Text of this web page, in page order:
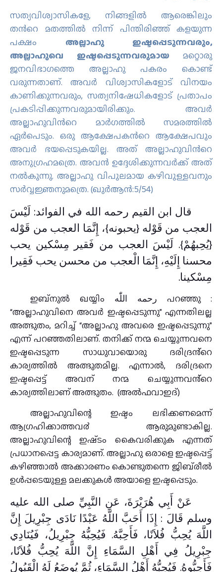
സത്യവിശ്വാസികളേ, നിങ്ങളില്‍ ആരെങ്കിലും
തന്‍റെ മതത്തില്‍ നിന്ന് പിന്തിരിഞ്ഞ് കളയുന്ന
പക്ഷം അല്ലാഹു ഇഷ്ടപ്പെടുന്നവരും,
അല്ലാഹുവെ ഇഷ്ടപ്പെടുന്നവരുമായ മറ്റൊരു
ജനവിഭാഗത്തെ അല്ലാഹു പകരം കൊണ്ട്
വരുന്നതാണ്‌. അവര്‍ വിശ്വാസികളോട് വിനയം
കാണിക്കുന്നവരും, സത്യനിഷേധികളോട് പ്രതാപം
പ്രകടിപ്പിക്കുന്നവരുമായിരിക്കും. അവര്‍
അല്ലാഹുവിന്‍റെ മാര്‍ഗത്തില്‍ സമരത്തില്‍
ഏര്‍പെടും. ഒരു ആക്ഷേപകന്‍റെ ആക്ഷേപവും
അവര്‍ ഭയപ്പെടുകയില്ല. അത് അല്ലാഹുവിന്‍റെ
അനുഗ്രഹമത്രെ. അവന്‍ ഉദ്ദേശിക്കുന്നവര്‍ക്ക് അത്
നല്‍കുന്നു. അല്ലാഹു വിപുലമായ കഴിവുള്ളവനും
സര്‍വ്വജ്ഞനുമത്രെ. (ഖുർആൻ:5/54)
قال ابن القيم رحمه الله في الفوائد: لَيْسَ
العجب من قَوْله {يحبونه}، إِنَّمَا العجب من قَوْله
{يُحِبهُمْ}. لَيْسَ العجب من فَقير مِسْكين يحب
محسنا إِلَيْهِ، إِنَّمَا الْعجب من محسن يحب فَقِيرا
مِسْكينا.
ഇബ്നുൽ ഖയ്യിം رحمه اللّٰه പറഞ്ഞു :
“അല്ലാഹുവിനെ അവർ ഇഷ്ടപ്പെടുന്നു” എന്നതിലല്ല
അത്ഭുതം, മറിച്ച് “അല്ലാഹു അവരെ ഇഷ്ടപ്പെടുന്നു”
എന്ന് പറഞ്ഞതിലാണ്. തനിക്ക് നന്മ ചെയ്യുന്നവനെ
ഇഷ്ടപ്പെടുന്ന സാധുവായൊരു ദരിദ്രൻ്റെ
കാര്യത്തിൽ അത്ഭുതമില്ല. എന്നാൽ, ദരിദ്രനെ
ഇഷ്ടപ്പെട്ട് അവന് നന്മ ചെയ്യുന്നവൻ്റെ
കാര്യത്തിലാണ് അത്ഭുതം. (അൽഫവാഇദ്)
അല്ലാഹുവിന്റെ ഇഷ്ടം ലഭിക്കണമെന്ന്
ആഗ്രഹിക്കാത്തവ൪ ആരുമുണ്ടാകില്ല.
അല്ലാഹുവിന്റെ ഇഷ്‌ടം കൈവരിക്കുക എന്നത്
പ്രധാനപ്പെട്ട കാര്യമാണ്. അല്ലാഹു ഒരാളെ ഇഷ്ടപ്പെട്ട്
കഴിഞ്ഞാല്‍ അക്കാരണം കൊണ്ടുതന്നെ ജിബ്‌രീല്‍
ഉള്‍പ്പടെയുള്ള മലക്കുകള്‍ അയാളെ ഇഷ്ടപ്പെടും.
عَنْ أَبِي هُرَيْرَةَ، عَنِ النَّبِيِّ صلى الله عليه
وسلم قَالَ ‏: إِذَا أَحَبَّ اللَّهُ عَبْدًا نَادَى جِبْرِيلَ إِنَّ
اللَّهَ يُحِبُّ فُلاَنًا، فَأَحِبَّهُ‏.‏ فَيُحِبُّهُ جِبْرِيلُ، فَيُنَادِي
جِبْرِيلُ فِي أَهْلِ السَّمَاءِ إِنَّ اللَّهَ يُحِبُّ فُلاَنًا،
فَأَحِبُّوهُ‏.‏ فَيُحِبُّهُ أَهْلُ السَّمَاءِ، ثُمَّ يُوضَعُ لَهُ الْقَبُولُ